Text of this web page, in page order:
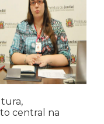
central na